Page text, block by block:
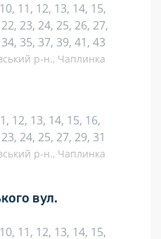
11, 12, 13, 14, 15,
23, 24, 25, 26, 27,
35, 37, 39, 41, 43
р-н., Чаплинка
12, 13, 14, 15, 16,
24, 25, 27, 29, 31
р-н., Чаплинка
вул.
11, 12, 13, 14, 15,